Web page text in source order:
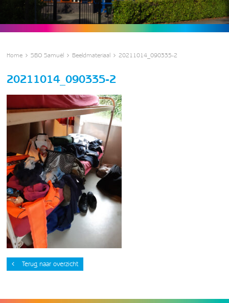
Home SBO Samuël Beeldmateriaal 20211014_090335-2
20211014_090335-2
Terug naar overzicht